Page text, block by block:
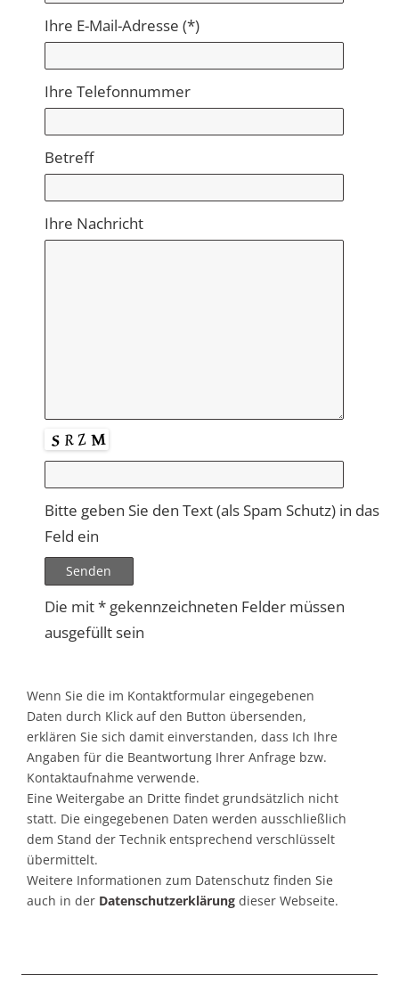
Ihre E-Mail-Adresse (*)
Ihre Telefonnummer
Betreff
Ihre Nachricht
Bitte geben Sie den Text (als Spam Schutz) in das
Feld ein
Die mit * gekennzeichneten Felder müssen
ausgefüllt sein
Wenn Sie die im Kontaktformular eingegebenen
Daten durch Klick auf den Button übersenden,
erklären Sie sich damit einverstanden, dass Ich Ihre
Angaben für die Beantwortung Ihrer Anfrage bzw.
Kontaktaufnahme verwende.
Eine Weitergabe an Dritte findet grundsätzlich nicht
statt. Die eingegebenen Daten werden ausschließlich
dem Stand der Technik entsprechend verschlüsselt
übermittelt.
Weitere Informationen zum Datenschutz finden Sie
auch in der Datenschutzerklärungdieser Webseite.